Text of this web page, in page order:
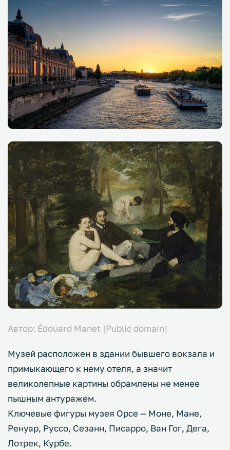
Автор: Édouard Manet [Public domain]
Музей расположен в здании бывшего вокзала и
примыкающего к нему отеля, а значит
великолепные картины обрамлены не менее
пышным антуражем.
Ключевые фигуры музея Орсе — Моне, Мане,
Ренуар, Руссо, Сезанн, Писарро, Ван Гог, Дега,
Лотрек, Курбе.